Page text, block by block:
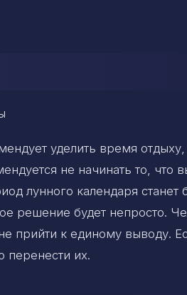
уделить время
не начинать то, что
лунного календаря станет
решение будет непросто.
прийти к единому выводу.
перенести их.